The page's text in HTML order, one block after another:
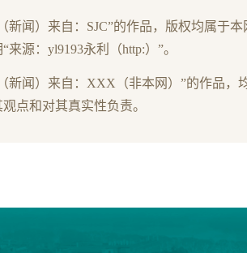
闻）来自：SJC”的作品，版权均属于
来源：yl9193永利（http:）”。
新闻）来自：XXX（非本网）”的作品，
点和对其真实性负责。